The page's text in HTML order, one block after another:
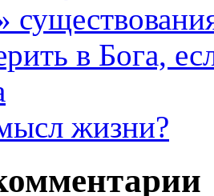
в Бога,
жизни?